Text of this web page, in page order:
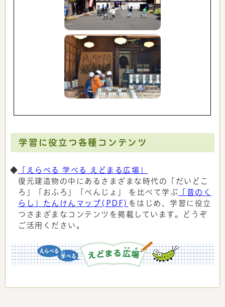
学習に役立つ各種コンテンツ
◆ 「えらべる 学べる えどまる広場」
復元建造物の中にあるさまざまな時代の「だいどこ
ろ」「おふろ」「べんじょ」 を比べて学ぶ 「昔のく
らし」たんけんマップ(PDF) をはじめ、学習に役立
つさまざまなコンテンツを掲載しています。どうぞ
ご活用ください。